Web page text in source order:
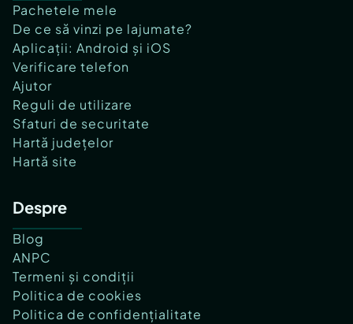
Pachetele mele
De ce să vinzi pe lajumate?
Aplicații: Android și iOS
Verificare telefon
Ajutor
Reguli de utilizare
Sfaturi de securitate
Hartă județelor
Hartă site
Despre
Blog
ANPC
Termeni și condiții
Politica de cookies
Politica de confidențialitate